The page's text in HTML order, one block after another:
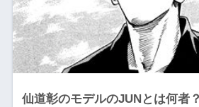
仙道彰のモデルのJUNとは何者